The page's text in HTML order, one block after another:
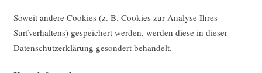
Soweit andere Cookies (z. B. Cookies zur Analyse Ihres
Surfverhaltens) gespeichert werden, werden diese in dieser
Datenschutzerklärung gesondert behandelt.